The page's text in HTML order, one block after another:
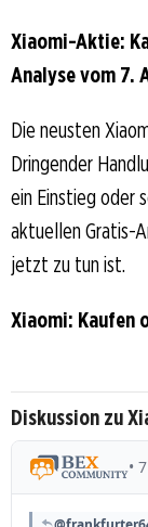
Xiaomi-Aktie:
Analyse vom
Die neusten
Dringender
ein Einstieg oder
aktuellen Gratis-
jetzt zu tun ist.
Xiaomi: Kaufen
Diskussion zu